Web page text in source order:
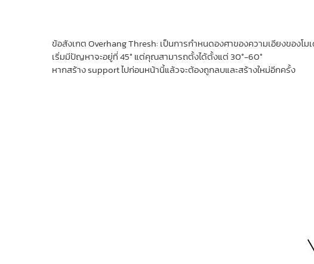
ข้อสังเกต Overhang Thresh: เป็นการกำหนดองศาของความเอียงของ
เริ่มมีปัญหาจะอยู่ที่ 45° แต่คุณสามารถตั้งได้ตั้งแต่ 30°-60°
หากสร้าง support ไปก่อนหน้านี้แล้วจะต้องถูกลบและสร้างใหม่อีกครั้ง